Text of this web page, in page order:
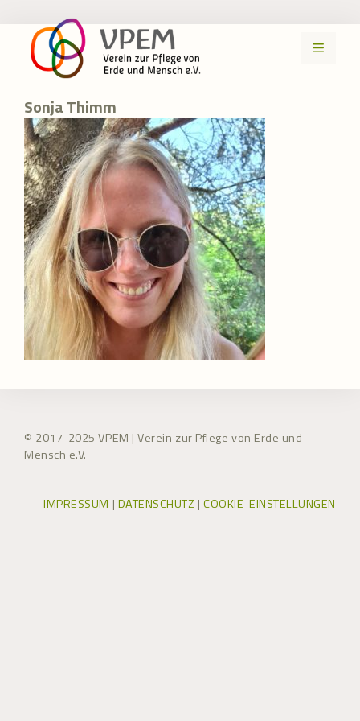
Inhalt
springen
MENÜ
Sonja Thimm
© 2017-2025 VPEM | Verein zur Pflege von Erde und
Mensch e.V.
IMPRESSUM | DATENSCHUTZ |COOKIE-EINSTELLUNGEN